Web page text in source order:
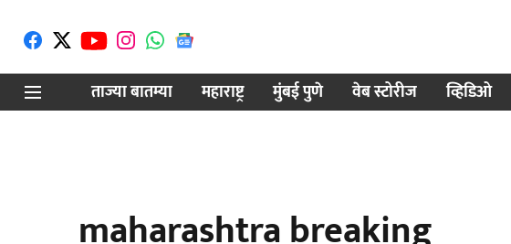
ताज्या बातम्या
महाराष्ट्र मुंबई पुणे वेब स्टोरीज व्हिडिओ
maharashtra breaking